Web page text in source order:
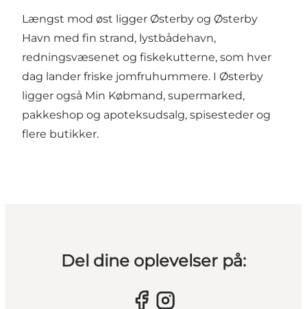
Længst mod øst ligger Østerby og Østerby
Havn med fin strand, lystbådehavn,
redningsvæsenet og fiskekutterne, som hver
dag lander friske jomfruhummere. I Østerby
ligger også Min Købmand, supermarked,
pakkeshop og apoteksudsalg, spisesteder og
flere butikker.
Del dine oplevelser på: